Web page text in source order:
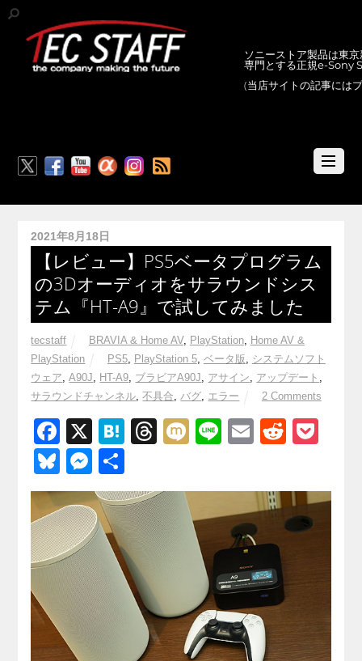
ソニーストア製品は東
専門とする正規e-Sony
(当店サイトの記事には
2021年8月18日
【レビュー】PS5ベータプログラム
の3Dオーディオをサラウンドシス
テム『HT-A9』で試してみました
tecstaff BRAVIA & Home AV, PlayStation, Home AV &
PlayStation
PS5, PlayStation 5, ベータ版, システムソフト
ウェア,A90J, HT-A9, ブラビアA90J, アサイン, アップデート ,
サラウンドチャンネル,不具合,バグ, エラー 2 Comments
F
a
c
e
b
o
o
k
X
H
e
n
a
T
e
a
d
s
M
Li
e
E
ail
R
d
di
t
ck
et
Bl
u
e
sk
y
M
e
ss
e
n
g
er
有